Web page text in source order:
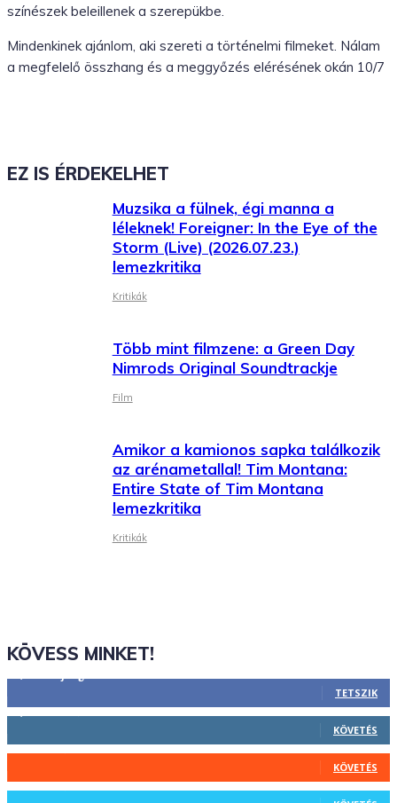
színészek beleillenek a szerepükbe.
Mindenkinek ajánlom, aki szereti a történelmi filmeket. Nálam
a megfelelő összhang és a meggyőzés elérésének okán 10/7
EZ IS ÉRDEKELHET
Muzsika a fülnek, égi manna a
léleknek! Foreigner: In the Eye of the
Storm (Live) (2026.07.23.)
lemezkritika
Kritikák
Több mint filmzene: a Green Day
Nimrods Original Soundtrackje
Film
Amikor a kamionos sapka találkozik
az arénametallal! Tim Montana:
Entire State of Tim Montana
lemezkritika
Kritikák
KÖVESS MINKET!
TETSZIK
KÖVETÉS
KÖVETÉS